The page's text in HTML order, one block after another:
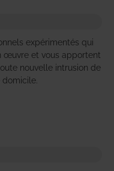
expérimentés qui
œuvre et vous apportent
nouvelle intrusion de